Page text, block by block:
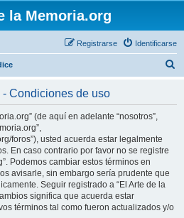
la Memoria.org
Identificarse
Registrarse
- Condiciones de uso
(de aquí en adelante “nosotros”,
foros”), usted acuerda estar legalmente
En caso contrario por favor no se registre
Podemos cambiar estos términos en
avisarle, sin embargo sería prudente que
Seguir registrado a “El Arte de la
significa que acuerda estar
términos tal como fueron actualizados y/o